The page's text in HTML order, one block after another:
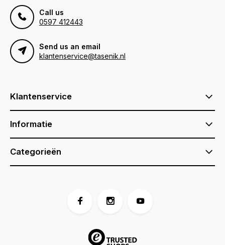
Call us
0597 412443
Send us an email
klantenservice@tasenik.nl
Klantenservice
Informatie
Categorieën